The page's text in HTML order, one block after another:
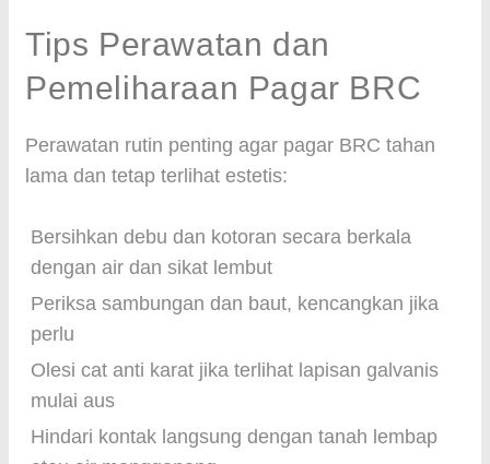
Tips Perawatan dan
Pemeliharaan Pagar BRC
Perawatan rutin penting agar pagar BRC tahan
lama dan tetap terlihat estetis:
Bersihkan debu dan kotoran secara berkala
dengan air dan sikat lembut
Periksa sambungan dan baut, kencangkan jika
perlu
Olesi cat anti karat jika terlihat lapisan galvanis
mulai aus
Hindari kontak langsung dengan tanah lembap